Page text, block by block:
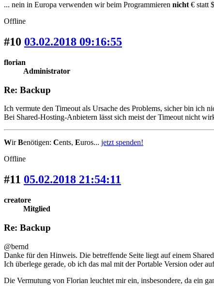
... nein in Europa verwenden wir beim Programmieren nicht € statt
Offline
#10 03.02.2018 09:16:55
florian
Administrator
Re: Backup
Ich vermute den Timeout als Ursache des Problems, sicher bin ich
Bei Shared-Hosting-Anbietern lässt sich meist der Timeout nicht
WirBenötigen: Cents, Euros... jetzt spenden!
Offline
#11 05.02.2018 21:54:11
creatore
Mitglied
Re: Backup
@bernd
Danke für den Hinweis. Die betreffende Seite liegt auf einem
Ich überlege gerade, ob ich das mal mit der Portable Version oder
Die Vermutung von Florian leuchtet mir ein, insbesondere, da ein